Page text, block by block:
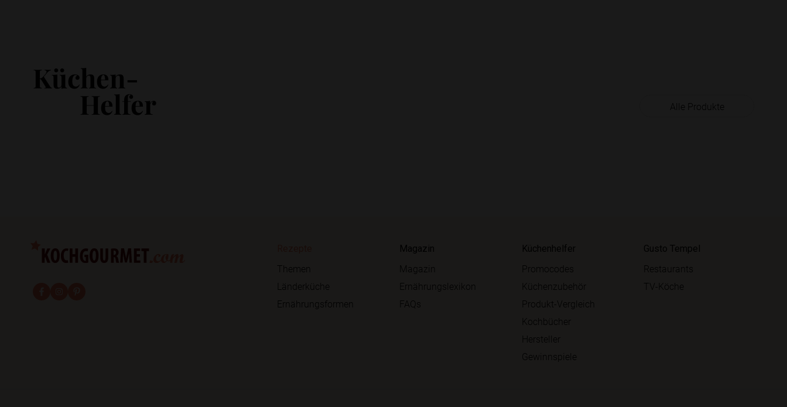
Küchen-
Helfer Alle Produkte
Themen
Länderküche
Ernährungsformen
Magazin
Magazin
Ernährungslexikon
FAQs
Küchenhelfer
Promocodes
Küchenzubehör
Produkt-Vergleich
Kochbücher
Hersteller
Gewinnspiele
Gusto Tempel
Restaurants
TV-Köche